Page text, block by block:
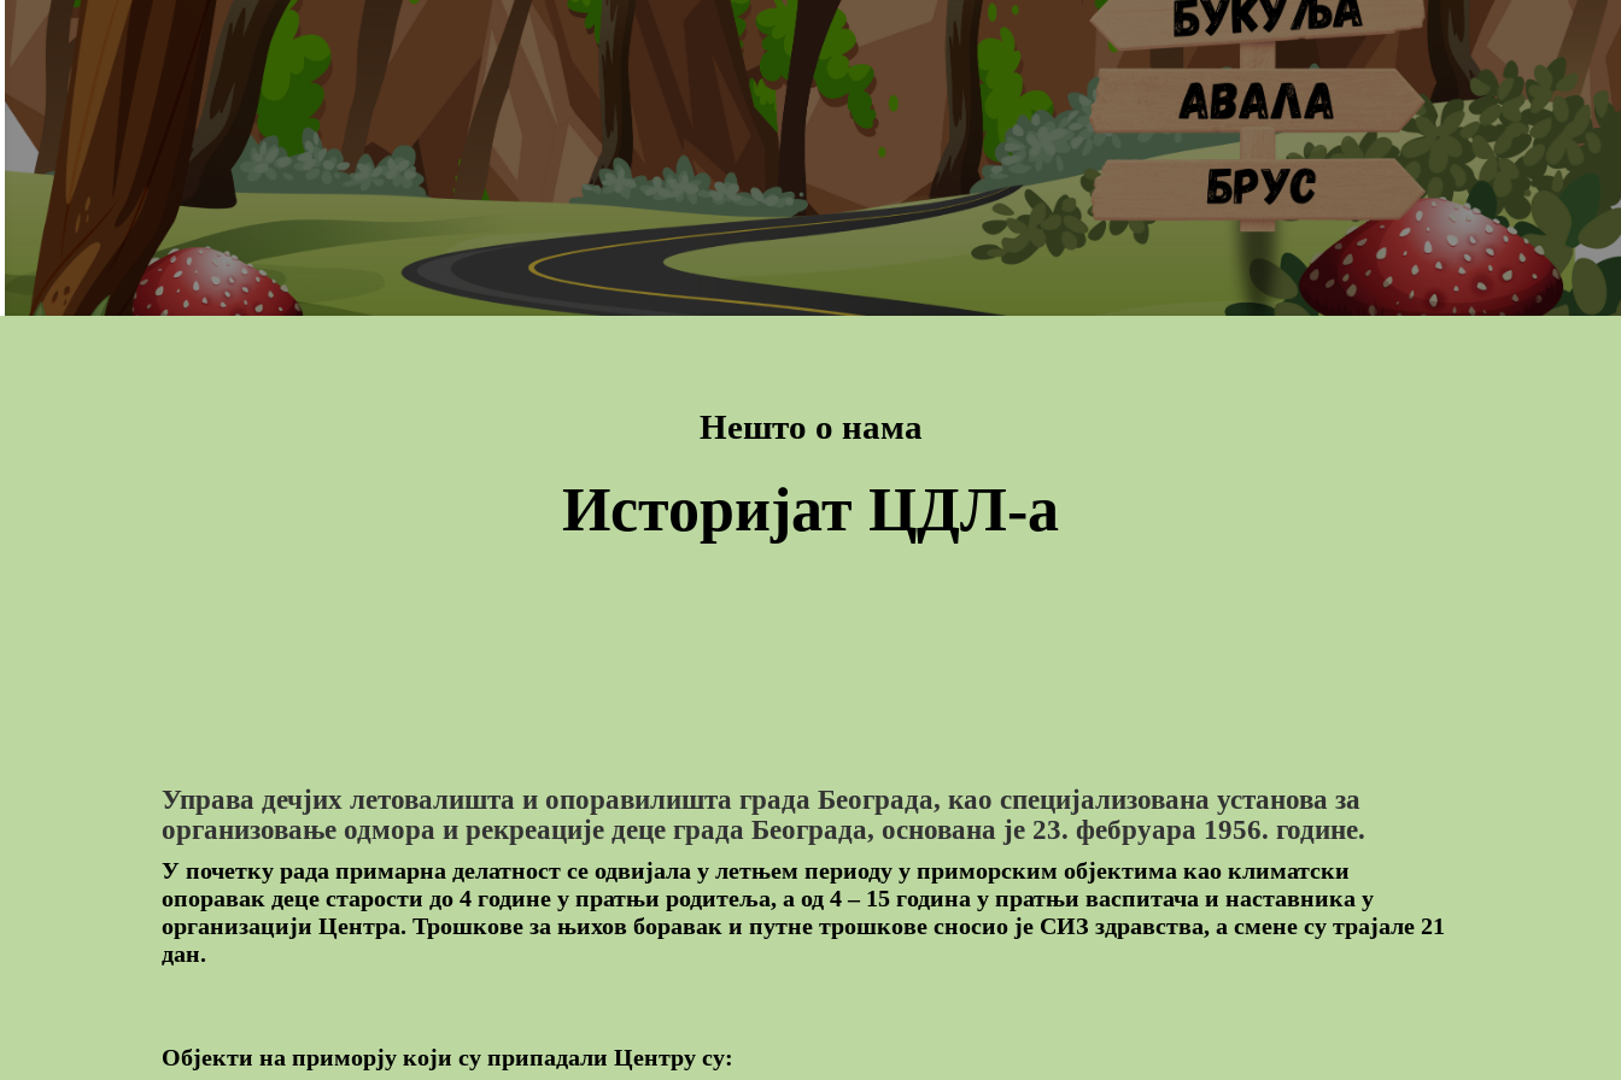
Нешто о нама
Историјат ЦДЛ-а
Управа дечјих летовалишта и опоравилишта града Београда, као специјализована установа за
организовање одмора и рекреације деце града Београда, основана је 23. фебруара 1956. године.
У почетку рада примарна делатност се одвијала у летњем периоду у приморским објектима као климатски
опоравак деце старости до 4 године у пратњи родитеља, а од 4 – 15 година у пратњи васпитача и наставника у
организацији Центра. Трошкове за њихов боравак и путне трошкове сносио је СИЗ здравства, а смене су трајале 21
дан.
Објекти на приморју који су припадали Центру су: